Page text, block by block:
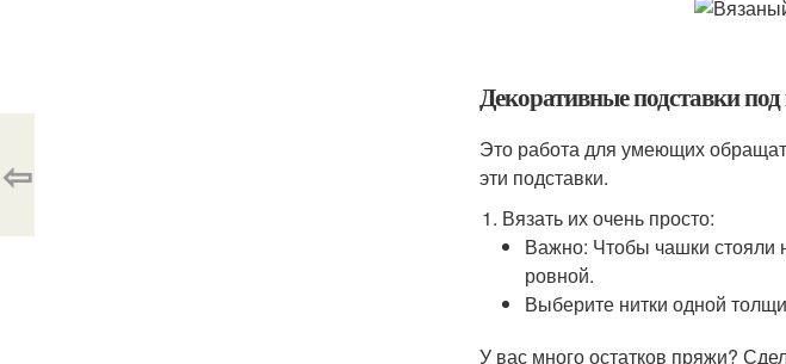
Декоративные подставки
Это работа для умеющих
эти подставки.
Вязать их очень просто:
Важно: Чтобы чашки стояли
ровной.
Выберите нитки одной
У вас много остатков пряжи?
⇦